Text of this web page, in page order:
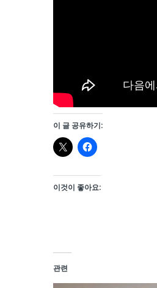
이 글 공유하기:
이것이 좋아요:
관련